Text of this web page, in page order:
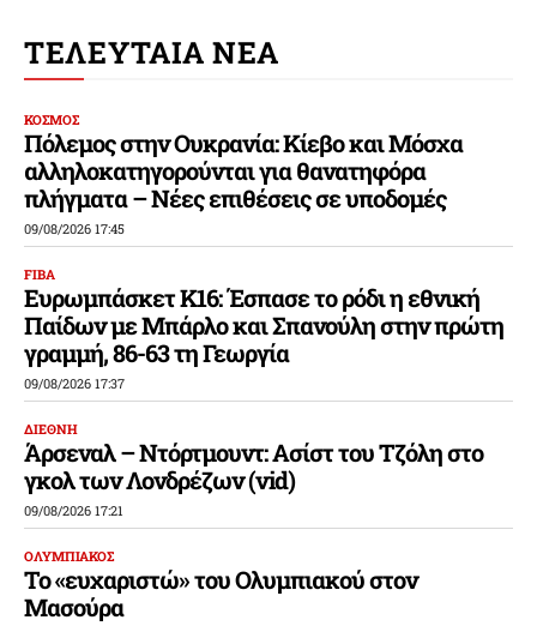
ΤΕΛΕΥΤΑΙΑ ΝΕΑ
ΚΟΣΜΟΣ
Πόλεμος στην Ουκρανία: Κίεβο και Μόσχα
αλληλοκατηγορούνται για θανατηφόρα
πλήγματα – Νέες επιθέσεις σε υποδομές
09/08/2026 17:45
FIBA
Ευρωμπάσκετ Κ16: Έσπασε το ρόδι η εθνική
Παίδων με Μπάρλο και Σπανούλη στην πρώτη
γραμμή, 86-63 τη Γεωργία
09/08/2026 17:37
ΔΙΕΘΝΗ
Άρσεναλ – Ντόρτμουντ: Ασίστ του Τζόλη στο
γκολ των Λονδρέζων (vid)
09/08/2026 17:21
ΟΛΥΜΠΙΑΚΟΣ
Το «ευχαριστώ» του Ολυμπιακού στον
Μασούρα